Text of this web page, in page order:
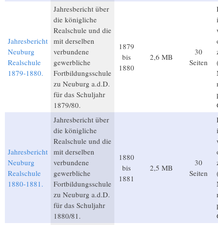
Jahresbericht
Neuburg
Realschule
1879-1880.
Jahresbericht über
die königliche
Realschule und die
mit derselben
verbundene
gewerbliche
Fortbildungsschule
zu Neuburg a.d.D.
für das Schuljahr
1879/80.
1879
bis
1880
2,6 MB
30
Seiten
Jahresbericht
Neuburg
Realschule
1880-1881.
Jahresbericht über
die königliche
Realschule und die
mit derselben
verbundene
gewerbliche
Fortbildungsschule
zu Neuburg a.d.D.
für das Schuljahr
1880/81.
1880
bis
1881
2,5 MB
30
Seiten